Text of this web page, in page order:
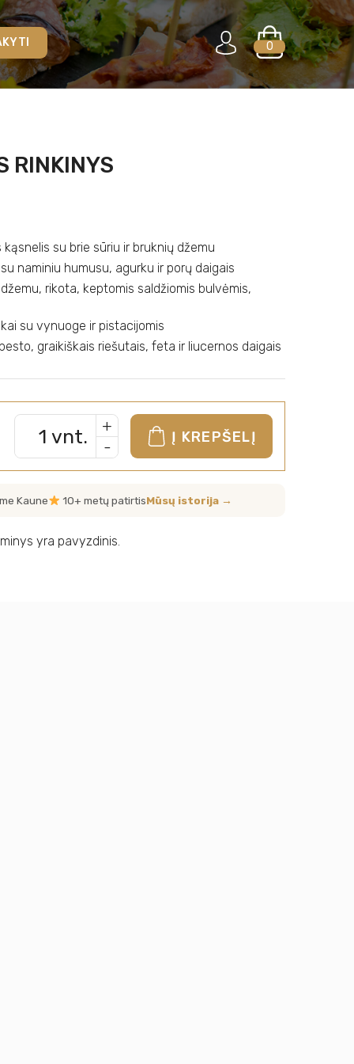
0
RINKINYS
su brie sūriu ir bruknių džemu
naminiu humusu, agurku ir porų daigais
rikota, keptomis saldžiomis bulvėmis,
su vynuoge ir pistacijomis
graikiškais riešutais, feta ir liucernos daigais
vnt.
+
-
Į KREPŠELĮ
Kaune 10+ metų patirtisMūsų istorija →
yra pavyzdinis.